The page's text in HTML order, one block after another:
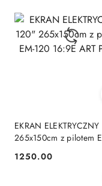
EKRAN
265x150cm z pilotem
Cena:
1250.00